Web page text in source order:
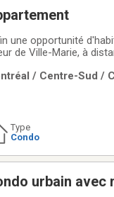
une opportunité
de Ville-Marie, à
une excellente gestion,
/ Centre-Sud /
Type
Condo